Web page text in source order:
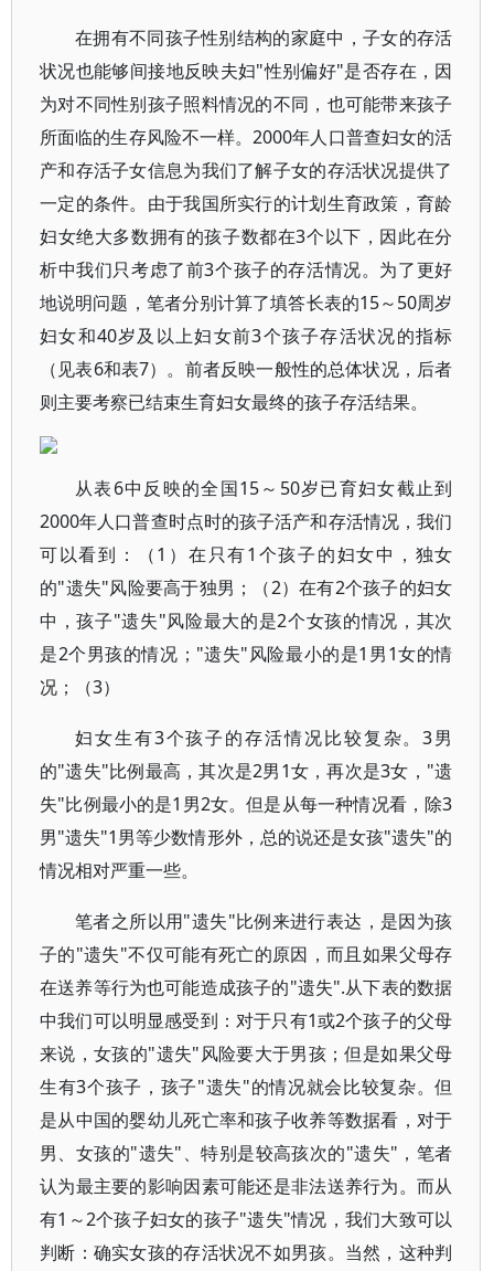
在拥有不同孩子性别结构的家庭中，子女的存活
状况也能够间接地反映夫妇"性别偏好"是否存在，因
为对不同性别孩子照料情况的不同，也可能带来孩子
所面临的生存风险不一样。2000年人口普查妇女的活
产和存活子女信息为我们了解子女的存活状况提供了
一定的条件。由于我国所实行的计划生育政策，育龄
妇女绝大多数拥有的孩子数都在3个以下，因此在分
析中我们只考虑了前3个孩子的存活情况。为了更好
地说明问题，笔者分别计算了填答长表的15～50周岁
妇女和40岁及以上妇女前3个孩子存活状况的指标
（见表6和表7）。前者反映一般性的总体状况，后者
则主要考察已结束生育妇女最终的孩子存活结果。
从表6中反映的全国15～50岁已育妇女截止到
2000年人口普查时点时的孩子活产和存活情况，我们
可以看到：（1）在只有1个孩子的妇女中，独女
的"遗失"风险要高于独男；（2）在有2个孩子的妇女
中，孩子"遗失"风险最大的是2个女孩的情况，其次
是2个男孩的情况；"遗失"风险最小的是1男1女的情
况；（3）
妇女生有3个孩子的存活情况比较复杂。3男
的"遗失"比例最高，其次是2男1女，再次是3女，"遗
失"比例最小的是1男2女。但是从每一种情况看，除3
男"遗失"1男等少数情形外，总的说还是女孩"遗失"的
情况相对严重一些。
笔者之所以用"遗失"比例来进行表达，是因为孩
子的"遗失"不仅可能有死亡的原因，而且如果父母存
在送养等行为也可能造成孩子的"遗失".从下表的数据
中我们可以明显感受到：对于只有1或2个孩子的父母
来说，女孩的"遗失"风险要大于男孩；但是如果父母
生有3个孩子，孩子"遗失"的情况就会比较复杂。但
是从中国的婴幼儿死亡率和孩子收养等数据看，对于
男、女孩的"遗失"、特别是较高孩次的"遗失"，笔者
认为最主要的影响因素可能还是非法送养行为。而从
有1～2个孩子妇女的孩子"遗失"情况，我们大致可以
判断：确实女孩的存活状况不如男孩。当然，这种判